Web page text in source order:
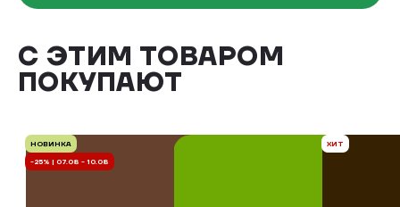
С ЭТИМ ТОВАРОМ
ПОКУПАЮТ
НОВИНКА
-25% | 07.08 - 10.08
ХИТ